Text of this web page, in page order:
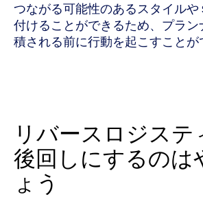
つながる可能性のあるスタイルや
付けることができるため、プラ
積される前に行動を起こすことが
リバースロジステ
後回しにするのは
ょう